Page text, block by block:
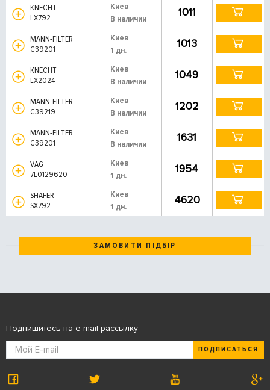
KNECHT
LX792
Киев
В наличии
1011
MANN-FILTER
C39201
Киев
1 дн.
1013
KNECHT
LX2024
Киев
В наличии
1049
MANN-FILTER
C39219
Киев
В наличии
1202
MANN-FILTER
C39201
Киев
В наличии
1631
VAG
7L0129620
Киев
1 дн.
1954
SHAFER
SX792
Киев
1 дн.
4620
ЗАМОВИТИ ПІДБІР
Подпишитесь на e-mail рассылку
ПОДПИСАТЬСЯ